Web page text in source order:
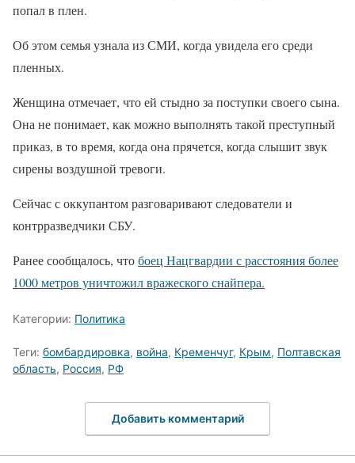
попал в плен.
Об этом семья узнала из СМИ, когда увидела его среди
пленных.
Женщина отмечает, что ей стыдно за поступки своего сына.
Она не понимает, как можно выполнять такой преступный
приказ, в то время, когда она прячется, когда слышит звук
сирены воздушной тревоги.
Сейчас с оккупантом разговаривают следователи и
контрразведчики СБУ.
Ранее сообщалось, чтобоец Нацгвардии с расстояния более
1000 метров уничтожил вражеского снайпера.
Категории: Политика
Теги: бомбардировка, война, Кременчуг, Крым, Полтавская
область, Россия, РФ
Добавить комментарий